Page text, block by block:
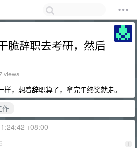
脆辞职去考研，然后
views
，想着辞职算了，拿完年终奖就走。
作
+08:00
1